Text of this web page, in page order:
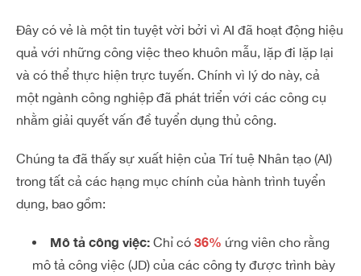
Đây có vẻ là một tin tuyệt vời bởi vì AI đã hoạt động hiệu
quả với những công việc theo khuôn mẫu, lặp đi lặp lại
và có thể thực hiện trực tuyến. Chính vì lý do này, cả
một ngành công nghiệp đã phát triển với các công cụ
nhằm giải quyết vấn đề tuyển dụng thủ công.
Chúng ta đã thấy sự xuất hiện của Trí tuệ Nhân tạo (AI)
trong tất cả các hạng mục chính của hành trình tuyển
dụng, bao gồm:
Mô tả công việc: Chỉ có 36% ứng viên cho rằng
mô tả công việc (JD) của các công ty được trình bày